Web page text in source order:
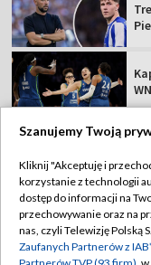
Szanujemy Twoją
Kliknij "Akceptuję i
korzystanie z technologii
dostęp do informacji na
przechowywanie oraz na
nas, czyli Telewizję Polską
Zaufanych Partnerów z